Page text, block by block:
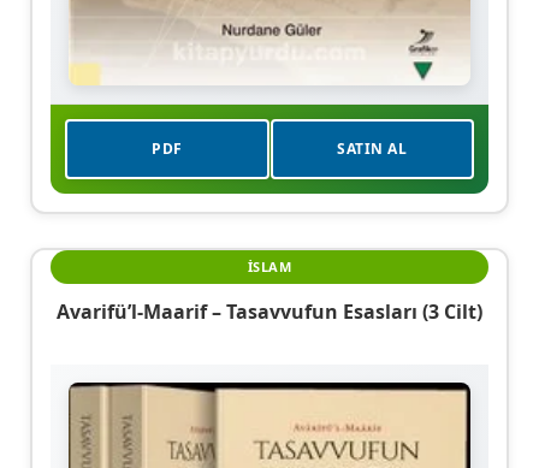
PDF SATIN AL
İSLAM
Avarifü’l-Maarif – Tasavvufun Esasları (3 Cilt)